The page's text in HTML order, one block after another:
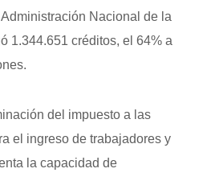
Nacional de la
1.344.651 créditos, el 64% a
del impuesto a las
el ingreso de trabajadores y
la capacidad de